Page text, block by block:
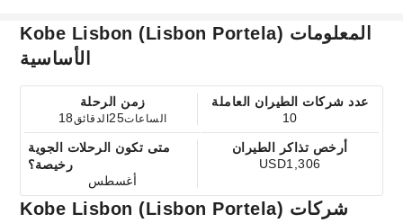
Kobe Lisbon (Lisbon Portela) المعلومات
الأساسية
زمن الرحلة
18
الساعات25الدقائق
عدد شركات الطيران العاملة
10
متى تكون الرحلات الجوية
رخيصة؟
أغسطس
أرخص تذاكر الطيران
USD1,306
Kobe Lisbon (Lisbon Portela) شركات